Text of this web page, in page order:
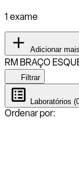
1 exame
Adicionar mais
RM BRAÇO
Filtrar
Laboratórios
Ordenar por: